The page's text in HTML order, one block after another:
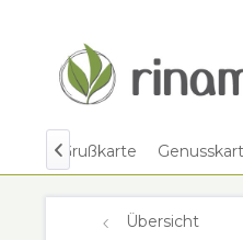
Grußkarte

Übersicht